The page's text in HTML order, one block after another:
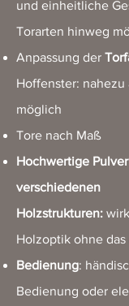
und einheitliche
Torarten hinweg
Anpassung der
Hoffenster: nahezu
möglich
Tore nach Maß
Hochwertige
verschiedenen
Holzstrukturen:
Holzoptik ohne
Bedienung:
Bedienung oder